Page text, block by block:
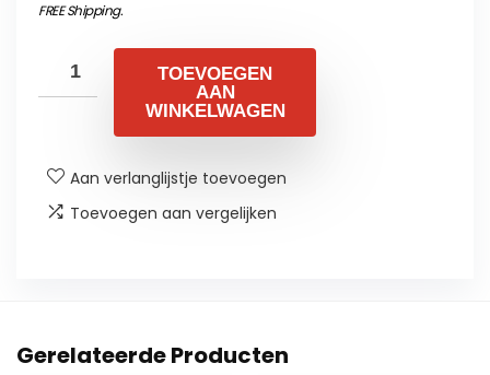
FREE Shipping.
TOEVOEGEN
AAN
WINKELWAGEN
Aan verlanglijstje toevoegen
Toevoegen aan vergelijken
Gerelateerde Producten